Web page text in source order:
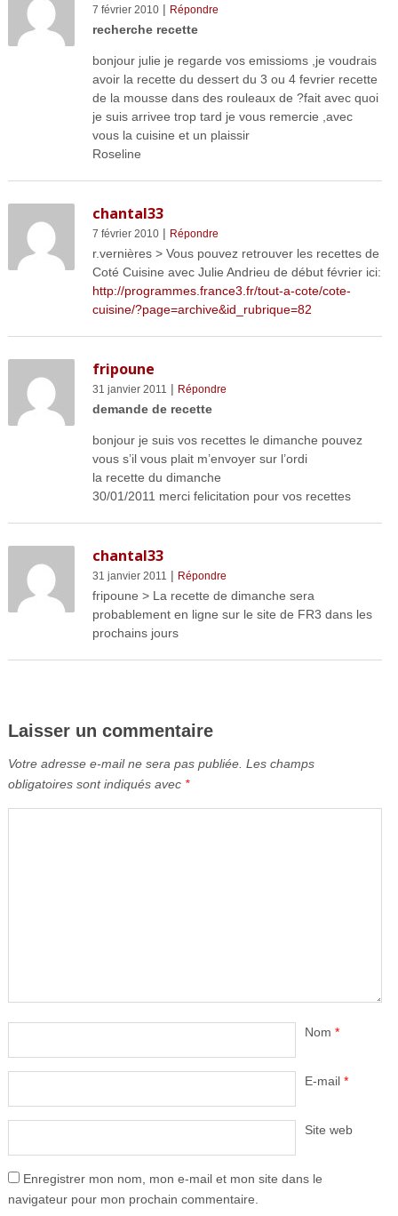
7 février 2010| Répondre
recherche recette
bonjour julie je regarde vos emissioms ,je voudrais
avoir la recette du dessert du 3 ou 4 fevrier recette
de la mousse dans des rouleaux de ?fait avec quoi
je suis arrivee trop tard je vous remercie ,avec
vous la cuisine et un plaissir
Roseline
chantal33
7 février 2010| Répondre
r.vernières > Vous pouvez retrouver les recettes de
Coté Cuisine avec Julie Andrieu de début février ici:
http://programmes.france3.fr/tout-a-cote/cote-
cuisine/?page=archive&id_rubrique=82
fripoune
31 janvier 2011 | Répondre
demande de recette
bonjour je suis vos recettes le dimanche pouvez
vous s’il vous plait m’envoyer sur l’ordi
la recette du dimanche
30/01/2011 merci felicitation pour vos recettes
chantal33
31 janvier 2011 | Répondre
fripoune > La recette de dimanche sera
probablement en ligne sur le site de FR3 dans les
prochains jours
Laisser un commentaire
Votre adresse e-mail ne sera pas publiée. Les champs
obligatoires sont indiqués avec *
Nom *
E-mail *
Site web
Enregistrer mon nom, mon e-mail et mon site dans le
navigateur pour mon prochain commentaire.